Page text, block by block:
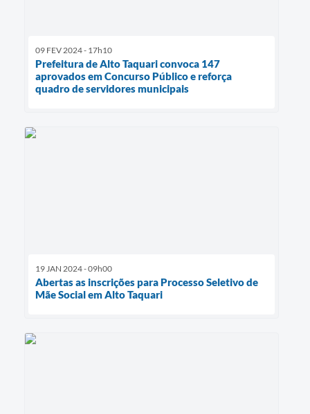
09 FEV 2024 - 17h10
Prefeitura de Alto Taquari convoca 147
aprovados em Concurso Público e reforça
quadro de servidores municipais
19 JAN 2024 - 09h00
Abertas as inscrições para Processo Seletivo de
Mãe Social em Alto Taquari